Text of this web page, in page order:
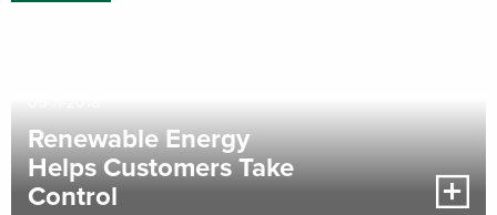
Renewable Energy
Helps Customers Take
Control